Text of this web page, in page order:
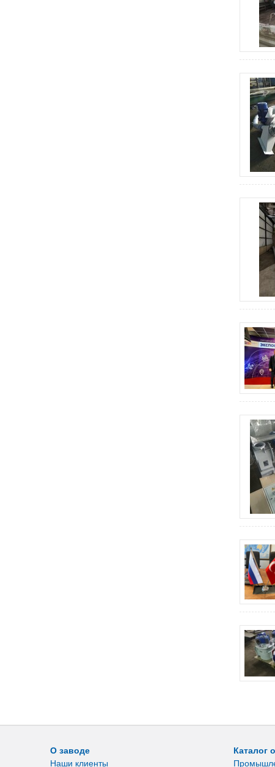
О заводе
Наши клиенты
Каталог